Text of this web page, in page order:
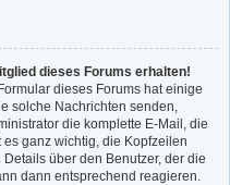
dieses Forums erhalten!
dieses Forums hat einige
solche Nachrichten senden,
die komplette E-Mail, die
ganz wichtig, die Kopfzeilen
über den Benutzer, der die
dann entsprechend reagieren.